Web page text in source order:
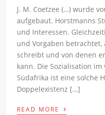
J. M. Coetzee (…) wurde
aufgebaut. Horstmanns
und Interessen.
und Vorgaben betrachtet,
schreibt und von denen
kann. Die Sozialisation
Südafrika ist eine solche
Doppelexistenz […]
READ MORE ›